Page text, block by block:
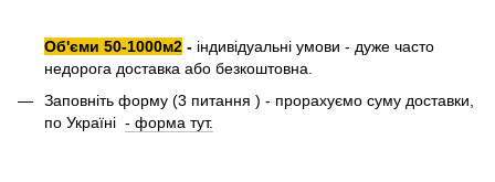
Об'єми 50-1000м2 - індивідуальні умови - дуже часто
недорога доставка або безкоштовна.
Заповніть форму (3 питання ) - прорахуємо суму доставки,
по Україні - форма тут.